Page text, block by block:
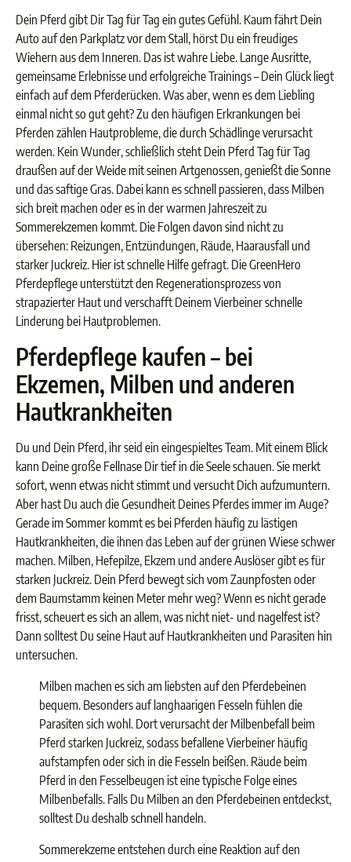
Dein Pferd gibt Dir Tag für Tag ein gutes Gefühl. Kaum fährt Dein
Auto auf den Parkplatz vor dem Stall, hörst Du ein freudiges
Wiehern aus dem Inneren. Das ist wahre Liebe. Lange Ausritte,
gemeinsame Erlebnisse und erfolgreiche Trainings – Dein Glück liegt
einfach auf dem Pferderücken. Was aber, wenn es dem Liebling
einmal nicht so gut geht? Zu den häufigen Erkrankungen bei
Pferden zählen Hautprobleme, die durch Schädlinge verursacht
werden. Kein Wunder, schließlich steht Dein Pferd Tag für Tag
draußen auf der Weide mit seinen Artgenossen, genießt die Sonne
und das saftige Gras. Dabei kann es schnell passieren, dass Milben
sich breit machen oder es in der warmen Jahreszeit zu
Sommerekzemen kommt. Die Folgen davon sind nicht zu
übersehen: Reizungen, Entzündungen, Räude, Haarausfall und
starker Juckreiz. Hier ist schnelle Hilfe gefragt. Die GreenHero
Pferdepflege unterstützt den Regenerationsprozess von
strapazierter Haut und verschafft Deinem Vierbeiner schnelle
Linderung bei Hautproblemen.
Pferdepflege kaufen – bei
Ekzemen, Milben und anderen
Hautkrankheiten
Du und Dein Pferd, ihr seid ein eingespieltes Team. Mit einem Blick
kann Deine große Fellnase Dir tief in die Seele schauen. Sie merkt
sofort, wenn etwas nicht stimmt und versucht Dich aufzumuntern.
Aber hast Du auch die Gesundheit Deines Pferdes immer im Auge?
Gerade im Sommer kommt es bei Pferden häufig zu lästigen
Hautkrankheiten, die ihnen das Leben auf der grünen Wiese schwer
machen. Milben, Hefepilze, Ekzem und andere Auslöser gibt es für
starken Juckreiz. Dein Pferd bewegt sich vom Zaunpfosten oder
dem Baumstamm keinen Meter mehr weg? Wenn es nicht gerade
frisst, scheuert es sich an allem, was nicht niet- und nagelfest ist?
Dann solltest Du seine Haut auf Hautkrankheiten und Parasiten hin
untersuchen.
Milben machen es sich am liebsten auf den Pferdebeinen
bequem. Besonders auf langhaarigen Fesseln fühlen die
Parasiten sich wohl. Dort verursacht der Milbenbefall beim
Pferd starken Juckreiz, sodass befallene Vierbeiner häufig
aufstampfen oder sich in die Fesseln beißen. Räude beim
Pferd in den Fesselbeugen ist eine typische Folge eines
Milbenbefalls. Falls Du Milben an den Pferdebeinen entdeckst,
solltest Du deshalb schnell handeln.
Sommerekzeme entstehen durch eine Reaktion auf den